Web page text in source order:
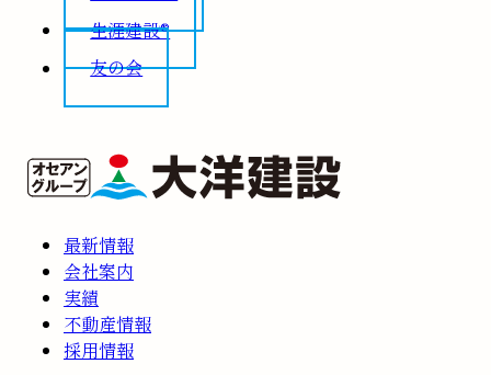
生涯建設®
友の会
最新情報
会社案内
実績
不動産情報
採用情報